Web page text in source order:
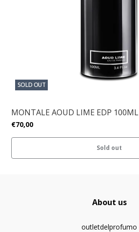
SOLD OUT
MONTALE AOUD LIME EDP 100ML
€70,00
Sold out
About us
outletdelprofumo